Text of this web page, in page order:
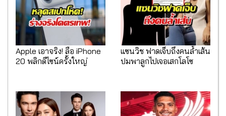
Apple เอาจริง! ลือ iPhone
20 พลิกดีไซน์ครั้งใหญ่
แซนวิช ฟาดเจ็บถึงคนล้ำเส้น
ปมพาลูกไปเจอเสกโลโซ